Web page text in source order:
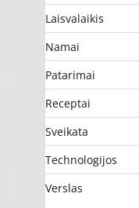
Laisvalaikis
Namai
Patarimai
Receptai
Sveikata
Technologijos
Verslas